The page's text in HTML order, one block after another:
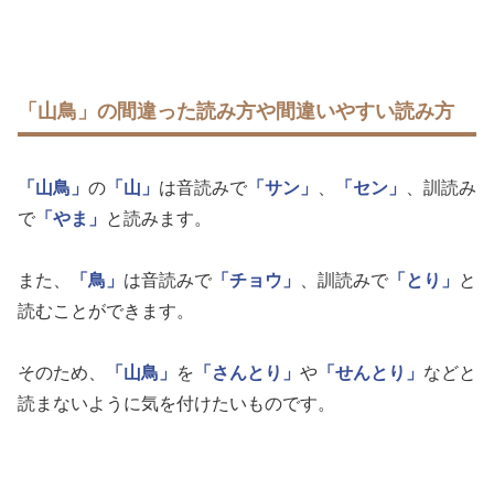
「山鳥」の間違った読み方や間違いやすい読み方
「山鳥」 の 「山」 は音読みで 「サン」 「セン」
、訓読み
で 「やま」 と読みます。
また、 「鳥」 は音読みで 「チョウ」 、訓読みで 「とり」
と
読むことができます。
そのため、 「山鳥」 を 「さんとり」 や 「せんとり」 などと
読まないように気を付けたいものです。